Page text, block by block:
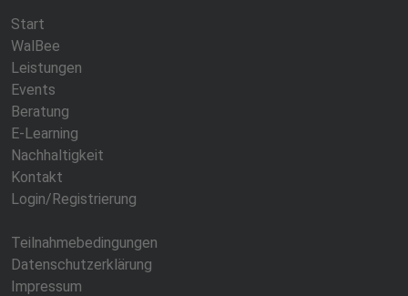
Start
WalBee
Leistungen
Events
Beratung
E-Learning
Nachhaltigkeit
Kontakt
Login/Registrierung
Teilnahmebedingungen
Datenschutzerklärung
Impressum